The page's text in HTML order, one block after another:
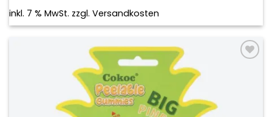
inkl. 7 % MwSt. zzgl. Versandkosten